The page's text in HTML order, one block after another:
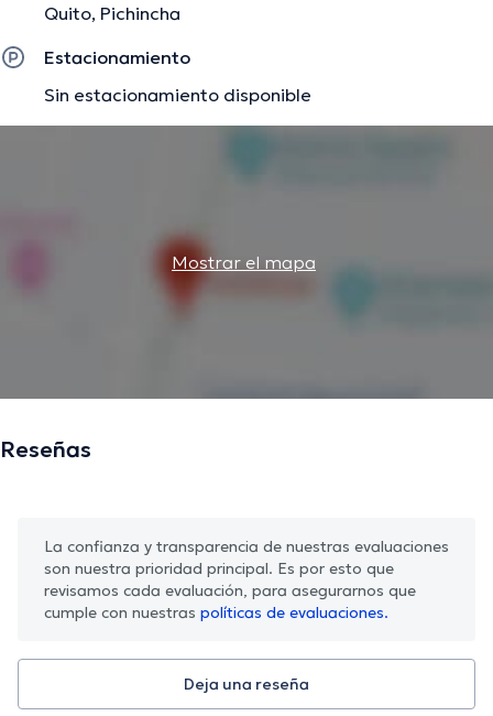
Quito, Pichincha
Estacionamiento
Sin estacionamiento disponible
Mostrar el mapa
Reseñas
La confianza y transparencia de nuestras evaluaciones
son nuestra prioridad principal. Es por esto que
revisamos cada evaluación, para asegurarnos que
cumple con nuestras políticas de evaluaciones.
Deja una reseña